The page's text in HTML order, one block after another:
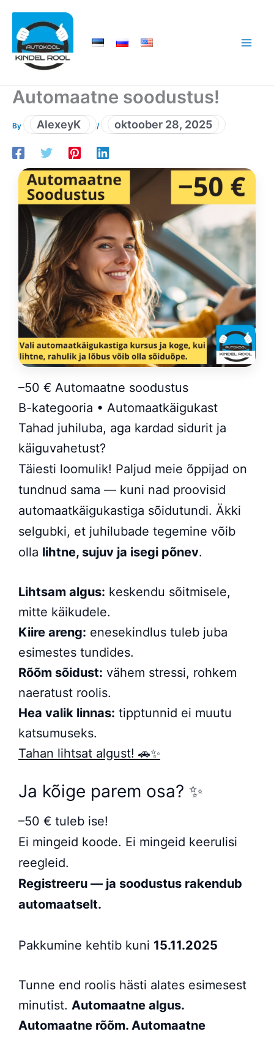
Skip
content
Automaatne soodustus!
By AlexeyK / oktoober 28, 2025
–50 € Automaatne soodustus
B-kategooria • Automaatkäigukast
Tahad juhiluba, aga kardad sidurit ja
käiguvahetust?
Täiesti loomulik! Paljud meie õppijad on
tundnud sama — kuni nad proovisid
automaatkäigukastiga sõidutundi. Äkki
selgubki, et juhilubade tegemine võib
olla lihtne, sujuv ja isegi põnev.
Lihtsam algus: keskendu sõitmisele,
mitte käikudele.
Kiire areng: enesekindlus tuleb juba
esimestes tundides.
Rõõm sõidust: vähem stressi, rohkem
naeratust roolis.
Hea valik linnas: tipptunnid ei muutu
katsumuseks.
Tahan lihtsat algust! 🚗✨
Ja kõige parem osa? ✨
–50 € tuleb ise!
Ei mingeid koode. Ei mingeid keerulisi
reegleid.
Registreeru — ja soodustus rakendub
automaatselt.
Pakkumine kehtib kuni 15.11.2025
Tunne end roolis hästi alates esimesest
minutist. Automaatne algus.
Automaatne rõõm. Automaatne